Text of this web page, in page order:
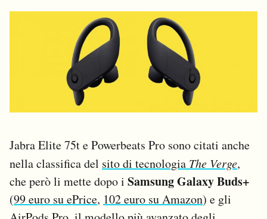
Jabra Elite 75t e Powerbeats Pro sono citati anche
nella classifica del sito di tecnologia The Verge,
che però li mette dopo i Samsung Galaxy Buds+
(99 euro su ePrice, 102 euro su Amazon) e gli